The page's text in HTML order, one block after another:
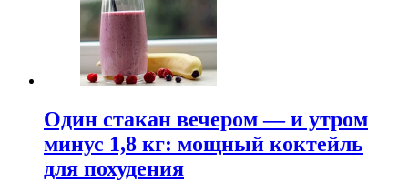
Один стакан вечером — и утром
минус 1,8 кг: мощный коктейль
для похудения